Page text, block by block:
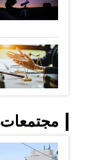
مجتمعات